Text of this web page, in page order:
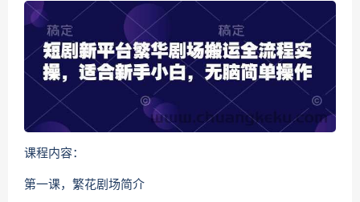
课程内容：
第一课，繁花剧场简介